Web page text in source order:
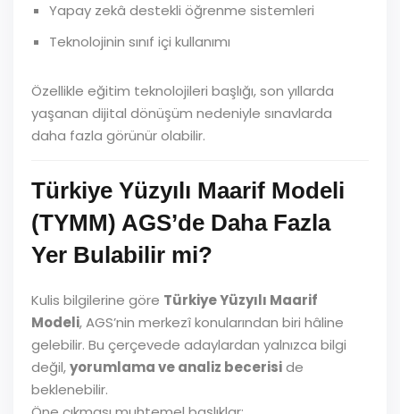
Yapay zekâ destekli öğrenme sistemleri
Teknolojinin sınıf içi kullanımı
Özellikle eğitim teknolojileri başlığı, son yıllarda
yaşanan dijital dönüşüm nedeniyle sınavlarda
daha fazla görünür olabilir.
Türkiye Yüzyılı Maarif Modeli
(TYMM) AGS’de Daha Fazla
Yer Bulabilir mi?
Kulis bilgilerine göre Türkiye Yüzyılı Maarif
Modeli, AGS’nin merkezî konularından biri hâline
gelebilir. Bu çerçevede adaylardan yalnızca bilgi
değil,yorumlama ve analiz beceriside
beklenebilir.